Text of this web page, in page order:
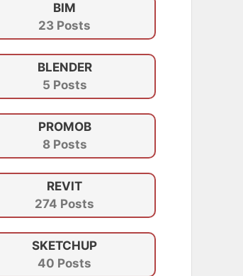
BIM
23 Posts
BLENDER
5 Posts
PROMOB
8 Posts
REVIT
274 Posts
SKETCHUP
40 Posts